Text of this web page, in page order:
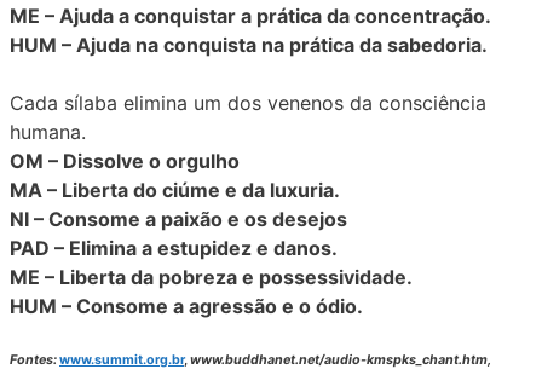
ME – Ajuda a conquistar a prática da concentração.
HUM – Ajuda na conquista na prática da sabedoria.
Cada sílaba elimina um dos venenos da consciência
humana.
OM – Dissolve o orgulho
MA – Liberta do ciúme e da luxuria.
NI – Consome a paixão e os desejos
PAD – Elimina a estupidez e danos.
ME – Liberta da pobreza e possessividade.
HUM – Consome a agressão e o ódio.
Fontes:www.summit.org.br,www.buddhanet.net/audio-kmspks_chant.htm,